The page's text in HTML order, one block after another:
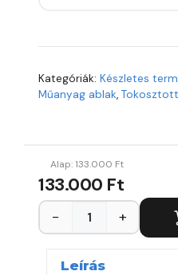
Kategóriák: Készletes
Műanyag ablak,
Alap:133.000 Ft
133.000 Ft
− +
Leírás